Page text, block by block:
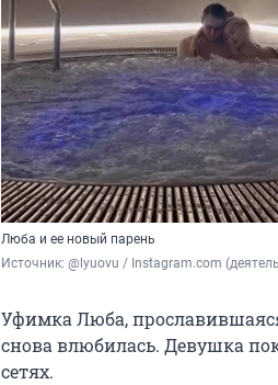
Люба и ее новый парень
Источник: @lyuovu / Instagram.com
Уфимка Люба,
снова влюбилась. Девушка
сетях.